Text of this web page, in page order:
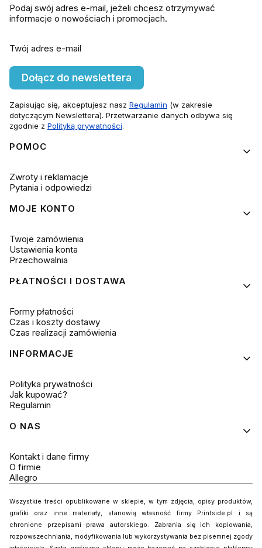
Podaj swój adres e-mail, jeżeli chcesz otrzymywać
informacje o nowościach i promocjach.
Twój adres e-mail
Dołącz do newslettera
Zapisując się, akceptujesz nasz Regulamin (w zakresie
dotyczącym Newslettera). Przetwarzanie danych odbywa się
zgodnie z Polityką prywatności.
Linki w stopce
POMOC
Zwroty i reklamacje
Pytania i odpowiedzi
MOJE KONTO
Twoje zamówienia
Ustawienia konta
Przechowalnia
PŁATNOŚCI I DOSTAWA
Formy płatności
Czas i koszty dostawy
Czas realizacji zamówienia
INFORMACJE
Polityka prywatności
Jak kupować?
Regulamin
O NAS
Kontakt i dane firmy
O firmie
Allegro
Wszystkie treści opublikowane w sklepie, w tym zdjęcia, opisy produktów,
grafiki oraz inne materiały, stanowią własność firmy Printside.pl i są
chronione przepisami prawa autorskiego. Zabrania się ich kopiowania,
rozpowszechniania, modyfikowania lub wykorzystywania bez pisemnej zgody